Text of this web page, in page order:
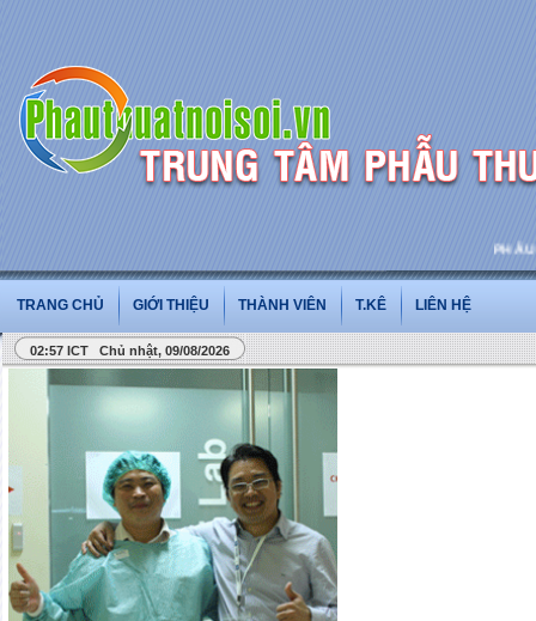
PHẪU
TRANG CHỦ GIỚI THIỆU THÀNH VIÊN T.KÊ LIÊN HỆ
02:57 ICT Chủ nhật, 09/08/2026